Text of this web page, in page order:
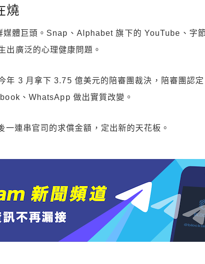
燒
體巨頭。Snap、Alphabet 旗下的 YouTube、字
出廣泛的心理健康問題。
年 3 月拿下 3.75 億美元的陪審團裁決，陪審團認
、WhatsApp 做出實質改變。
連串官司的求償金額，定出新的天花板。